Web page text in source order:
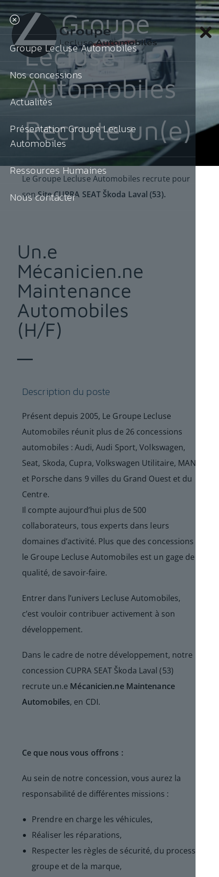
Le Groupe
Lecluse
Automobiles
Recrute un(e)
Le Groupe Lecluse Automobiles recrute pour
sonSite CUPRA SEAT Škoda Laval (53).
Un.e
Mécanicien.ne
Maintenance
Automobiles
(H/F)
Description du poste
Présent depuis 2005, Le Groupe Lecluse
Automobiles réunit plus de 26 concessions
automobiles : Audi, Audi Sport, Volkswagen,
Seat, Skoda, Cupra, Volkswagen Utilitaire, MAN
et Porsche dans 9 villes du Grand Ouest et du
Centre.
Il compte aujourd’hui plus de 500
collaborateurs, tous experts dans leurs
domaines d’activité. Plus que des concessions
le Groupe Lecluse Automobiles est un gage de
qualité, de savoir-faire.
Entrer dans l’univers Lecluse Automobiles,
c’est vouloir contribuer activement à son
développement.
Dans le cadre de notre développement, notre
concession CUPRA SEAT Škoda Laval (53)
recrute un.e Mécanicien.ne Maintenance
Automobiles, en CDI.
Ce que nous vous offrons :
Au sein de notre concession, vous aurez la
responsabilité de différentes missions :
Prendre en charge les véhicules,
Réaliser les réparations,
Respecter les règles de sécurité, du process
groupe et de la marque,
Groupe Lecluse Automobiles
Nos concessions
Actualités
Présentation Groupe Lecluse
Automobiles
Ressources Humaines
Nous contacter